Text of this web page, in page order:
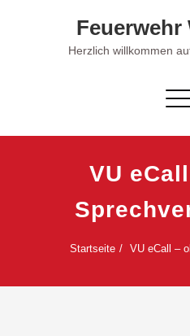
Feuerwehr
Herzlich willkommen
VU
Startseite VU eCall –